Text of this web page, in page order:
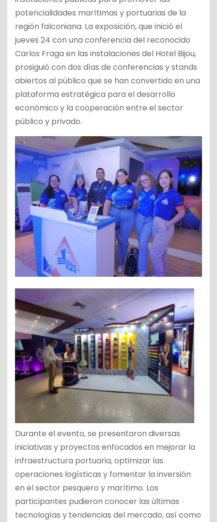
potencialidades marítimas y portuarias de la
región falconiana. La exposición, que inició el
jueves 24 con una conferencia del reconocido
Carlos Fraga en las instalaciones del Hotel Bijou,
prosiguió con dos días de conferencias y stands
abiertos al público que se han convertido en una
plataforma estratégica para el desarrollo
económico y la cooperación entre el sector
público y privado.
Durante el evento, se presentaron diversas
iniciativas y proyectos enfocados en mejorar la
infraestructura portuaria, optimizar las
operaciones logísticas y fomentar la inversión
en el sector pesquero y marítimo. Los
participantes pudieron conocer las últimas
tecnologías y tendencias del mercado, así como